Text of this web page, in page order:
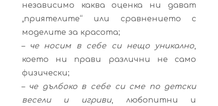
независимо каква оценка ни дават
„приятелите“ или сравнението с
моделите за красота;
–
че носим в себе си нещо уникално,
което ни прави различни не само
физически;
– че дълбоко в себе си сме по детски
весели и игриви, любопитни и